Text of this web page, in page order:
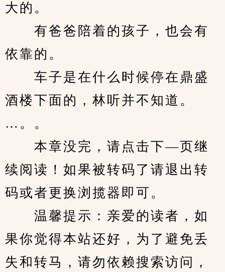
大的。
有爸爸陪着的孩子，也会有
依靠的。
车子是在什么时候停在鼎盛
酒楼下面的，林听并不知道。
…。。
本章没完，请点击下—页继
续阅读！如果被转码了请退出转
码或者更换浏揽器即可。
温馨提示：亲爱的读者，如
果你觉得本站还好，为了避免丢
失和转马，请勿依赖搜索访问，